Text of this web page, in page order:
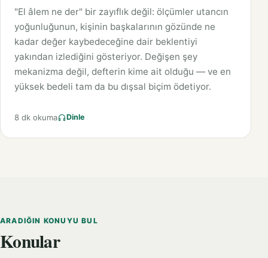
"El âlem ne der" bir zayıflık değil: ölçümler utancın
yoğunluğunun, kişinin başkalarının gözünde ne
kadar değer kaybedeceğine dair beklentiyi
yakından izlediğini gösteriyor. Değişen şey
mekanizma değil, defterin kime ait olduğu — ve en
yüksek bedeli tam da bu dışsal biçim ödetiyor.
8 dk okuma Dinle
ARADIĞIN KONUYU BUL
Konular